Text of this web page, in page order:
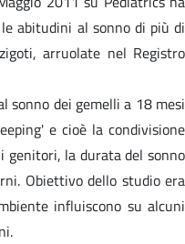
abitudini al sonno di più di
arruolate nel Registro
sonno dei gemelli a 18 mesi
e cioè la condivisione
genitori, la durata del sonno
Obiettivo dello studio era
influiscono su alcuni